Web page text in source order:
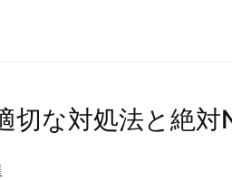
切な対処法と絶対